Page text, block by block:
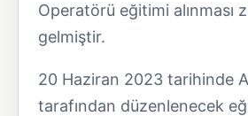
Operatörü eğitimi alınması
gelmiştir.
20 Haziran 2023 tarihinde
tarafından düzenlenecek